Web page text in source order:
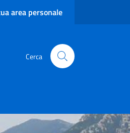
area personale
Cerca